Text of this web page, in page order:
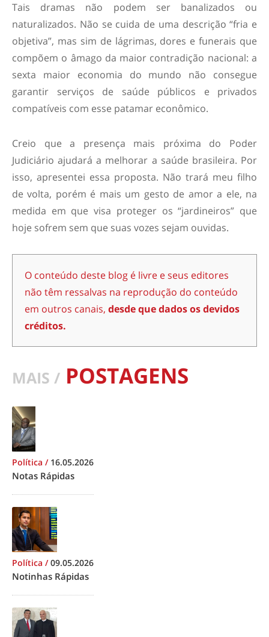
Tais dramas não podem ser banalizados ou
naturalizados. Não se cuida de uma descrição “fria e
objetiva”, mas sim de lágrimas, dores e funerais que
compõem o âmago da maior contradição nacional: a
sexta maior economia do mundo não consegue
garantir serviços de saúde públicos e privados
compatíveis com esse patamar econômico.
Creio que a presença mais próxima do Poder
Judiciário ajudará a melhorar a saúde brasileira. Por
isso, apresentei essa proposta. Não trará meu filho
de volta, porém é mais um gesto de amor a ele, na
medida em que visa proteger os “jardineiros” que
hoje sofrem sem que suas vozes sejam ouvidas.
O conteúdo deste blog é livre e seus editores
não têm ressalvas na reprodução do conteúdo
em outros canais, desde que dados os devidos
créditos.
MAIS / POSTAGENS
Política / 16.05.2026
Notas Rápidas
Política /09.05.2026
Notinhas Rápidas